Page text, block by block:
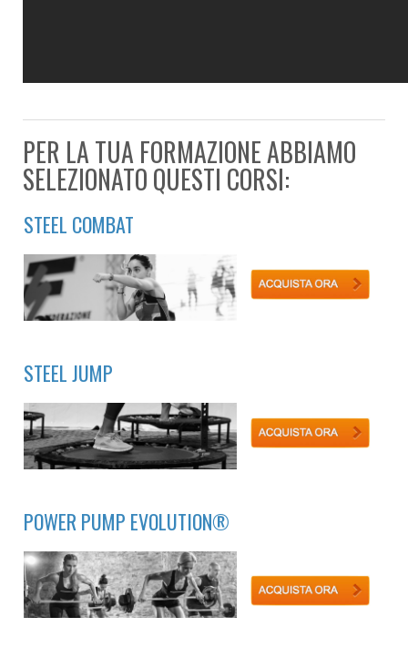
PER LA TUA FORMAZIONE ABBIAMO
SELEZIONATO QUESTI CORSI:
STEEL COMBAT
STEEL JUMP
POWER PUMP EVOLUTION®